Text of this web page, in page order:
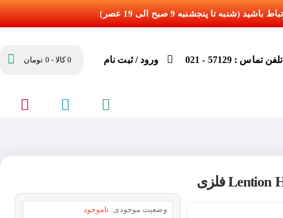
تلفن تماس : 57129 - 021 ورود / ثبت نام 0 کالا - 0 تومان
وضعیت موجودی: ناموجود